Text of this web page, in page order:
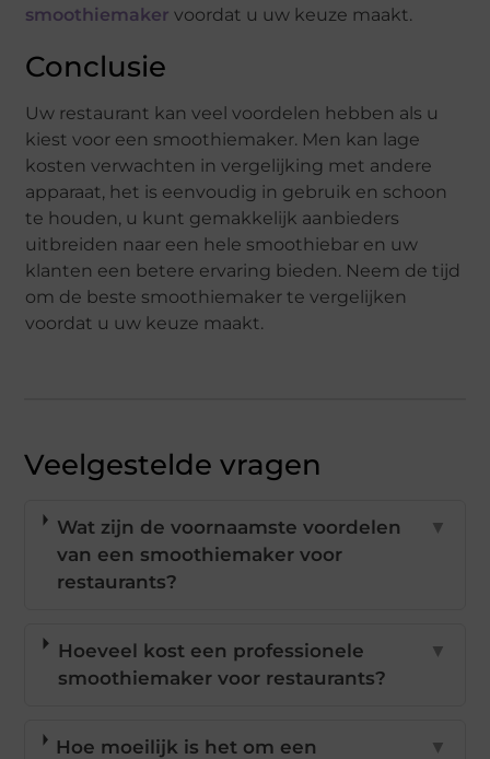
smoothiemaker voordat u uw keuze maakt.
Conclusie
Uw restaurant kan veel voordelen hebben als u
kiest voor een smoothiemaker. Men kan lage
kosten verwachten in vergelijking met andere
apparaat, het is eenvoudig in gebruik en schoon
te houden, u kunt gemakkelijk aanbieders
uitbreiden naar een hele smoothiebar en uw
klanten een betere ervaring bieden. Neem de tijd
om de beste smoothiemaker te vergelijken
voordat u uw keuze maakt.
Veelgestelde vragen
Wat zijn de voornaamste voordelen
van een smoothiemaker voor
restaurants?
▼
Hoeveel kost een professionele
smoothiemaker voor restaurants?
▼
Hoe moeilijk is het om een ▼